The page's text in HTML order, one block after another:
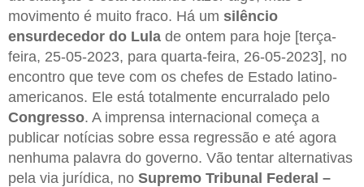
movimento é muito fraco. Há um silêncio
ensurdecedor do Lula de ontem para hoje [terça-
feira, 25-05-2023, para quarta-feira, 26-05-2023], no
encontro que teve com os chefes de Estado latino-
americanos. Ele está totalmente encurralado pelo
Congresso. A imprensa internacional começa a
publicar notícias sobre essa regressão e até agora
nenhuma palavra do governo. Vão tentar alternativas
pela via jurídica, no Supremo Tribunal Federal –